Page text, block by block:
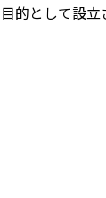
的として設立